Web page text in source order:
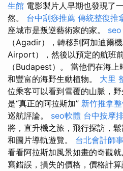
生館 電影製片人早期也發現了
然。 台中刮痧推薦 傳統整復推
座城市是叛逆藝術家的家。
（Agadir），轉移到阿加迪爾
Airport），然後以預定的航班
（Budapest）。 當他們在海
和豐富的海野生動植物。 大里
位乘客可以看到雪覆的山脈，
是“真正的阿拉斯加” 新竹推拿
巡航評論。 seo軟體 台中按摩
將，直升機之旅，飛行探訪，
和圖片導軌遊覽。 台北會計師
看看阿拉斯加風景如畫的奇觀
寫錯誤，損失的價格，價格計